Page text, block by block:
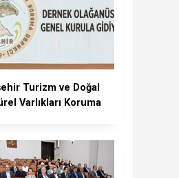
Turizm ve Doğal
Varlıkları Koruma